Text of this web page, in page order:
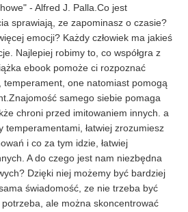
- Alfred J. Palla.Co jest
sprawiają, ze zapominasz o czasie?
emocji? Każdy człowiek ma jakieś
Najlepiej robimy to, co współgra z
ebook pomoże ci rozpoznać
temperament, one natomiast pomogą
samego siebie pomaga
chroni przed imitowaniem innych. a
temperamentami, łatwiej zrozumiesz
i co za tym idzie, łatwiej
A do czego jest nam niezbędna
Dzięki niej możemy być bardziej
świadomość, ze nie trzeba być
ale można skoncentrować